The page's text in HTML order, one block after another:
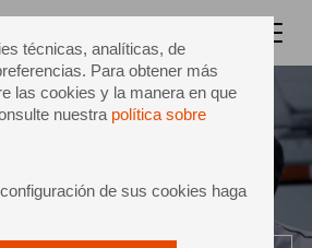
técnicas, analíticas, de
Para obtener más
las cookies y la manera en que
nuestra política sobre
de sus cookies haga
para desarrollar sus